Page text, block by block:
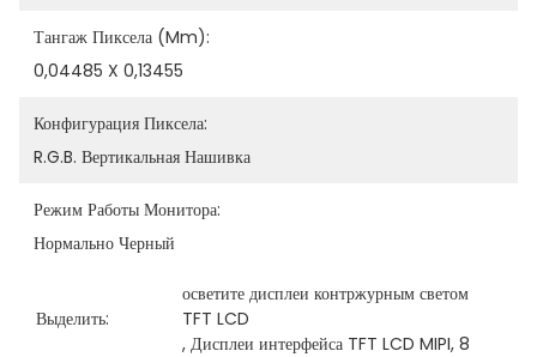
Тангаж Пиксела (mm):
0,04485 X 0,13455
Конфигурация Пиксела:
R.G.B. Вертикальная Нашивка
Режим Работы Монитора:
Нормально Черный
Выделить:
осветите дисплеи контржурным светом
TFT LCD
, Дисплеи интерфейса TFT LCD MIPI, 8